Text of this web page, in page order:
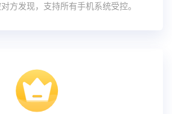
方发现，支持所有手机系统受控。